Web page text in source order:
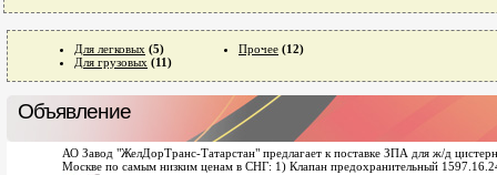
Для легковых (5)
Для грузовых (11)
Прочее (12)
Объявление
АО Завод "ЖелДорТранс-Татарстан" предлагает к поставке ЗПА для ж/д
Москве по самым низким ценам в СНГ: 1) Клапан предохранительный